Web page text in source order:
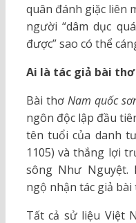
quân đánh giặc liên
người “dâm dục
được” sao có thể
Ai là tác giả bài thơ
Bài thơ Nam quốc
ngôn độc lập đầu
tên tuổi của danh
1105) và thắng lợi
sông Như Nguyệt.
ngộ nhận tác giả
Tất cả sử liệu Việt